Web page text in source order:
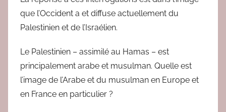
que l’Occident a et diffuse actuellement du
Palestinien et de l’Israélien.
Le Palestinien – assimilé au Hamas – est
principalement arabe et musulman. Quelle est
l’image de l’Arabe et du musulman en Europe et
en France en particulier ?